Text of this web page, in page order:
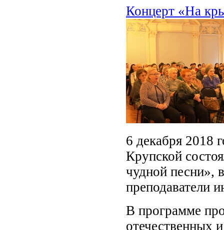
Концерт «На
6 декабря 2018
Крупской
чудной песни»,
преподаватели
В программе
отечественных